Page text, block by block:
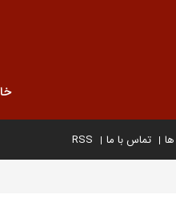
تماس با ما RSS